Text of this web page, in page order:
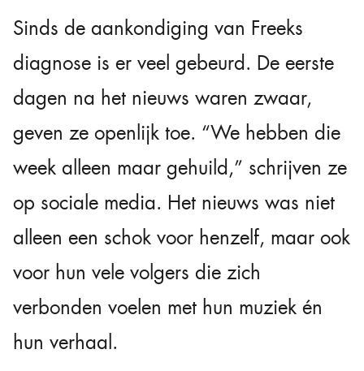
Sinds de aankondiging van Freeks
diagnose is er veel gebeurd. De eerste
dagen na het nieuws waren zwaar,
geven ze openlijk toe. “We hebben die
week alleen maar gehuild,” schrijven ze
op sociale media. Het nieuws was niet
alleen een schok voor henzelf, maar ook
voor hun vele volgers die zich
verbonden voelen met hun muziek én
hun verhaal.